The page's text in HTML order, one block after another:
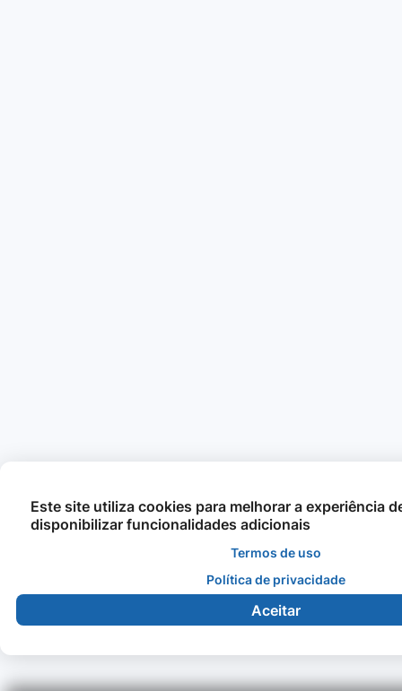
Este site utiliza cookies para melhorar a experiência
disponibilizar funcionalidades adicionais
Termos de uso
Política de privacidade
Aceitar